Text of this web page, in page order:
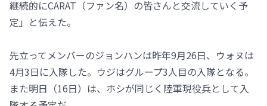
継続的にCARAT（ファン名）の皆さんと交流していく予
定」と伝えた。
先立ってメンバーのジョンハンは昨年9月26日、ウォヌは
4月3日に入隊した。ウジはグループ3人目の入隊となる。
また明日（16日）は、ホシが同じく陸軍現役兵として入